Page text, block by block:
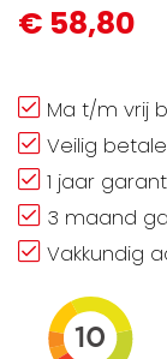
€ 58,80
Ma t/m vrij
Veilig
1 jaar
3 maand
Vakkundig